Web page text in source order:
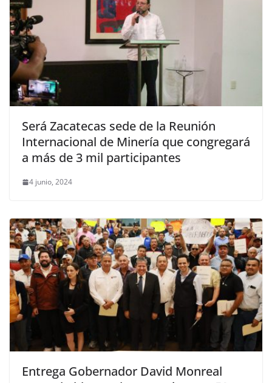
Será Zacatecas sede de la Reunión
Internacional de Minería que congregará
a más de 3 mil participantes
4 junio, 2024
Entrega Gobernador David Monreal